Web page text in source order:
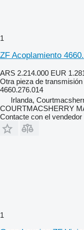
1
ZF Acoplamiento
ARS 2.214.000 EUR
Otra pieza de transmisión
4660.276.014
Irlanda,
COURTMACSHERRY
Contacte con el vendedor
1